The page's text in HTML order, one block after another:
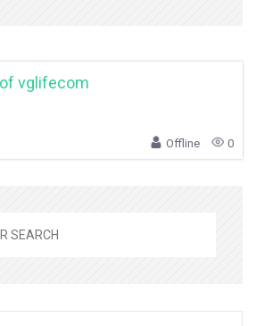
Offline 0